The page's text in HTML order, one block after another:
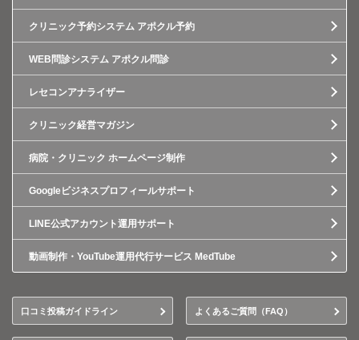
クリニック予約システム アポクル予約
WEB問診システム アポクル問診
レセコンアナライザー
クリニック経営マガジン
病院・クリニック ホームページ制作
Googleビジネスプロフィールサポート
LINE公式アカウント運用サポート
動画制作・YouTube運用代行サービス MedTube
口コミ投稿ガイドライン よくあるご質問（FAQ）